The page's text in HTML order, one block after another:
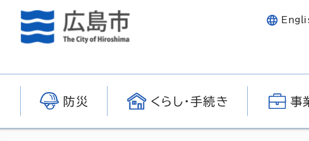
防災 くらし・手続き 事